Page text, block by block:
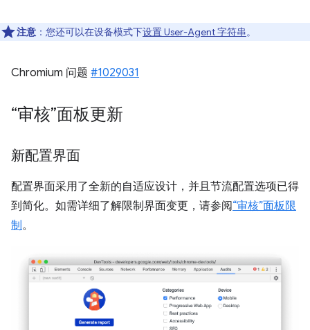
注意 ：您还可以在设备模式下设置 User-Agent 字符串。
Chromium 问题 #1029031
“审核”面板更新
新配置界面
配置界面采用了全新的自适应设计，并且节流配置选项已得
到简化。如需详细了解限制界面变更，请参阅“审核”面板限
制。